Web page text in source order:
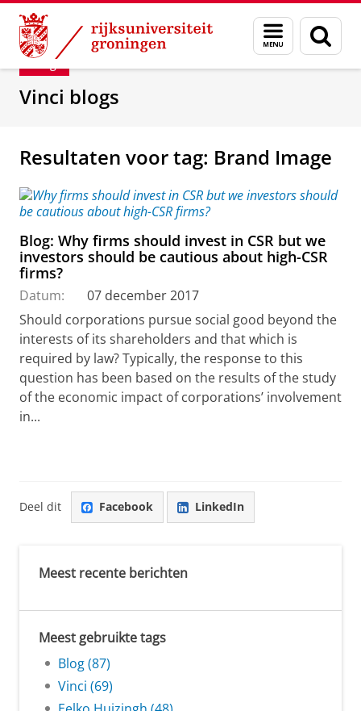
Skip
Content
Skip
Navigation
Menu
en
zoeken
Department of Innovation Management &
Blog
Vinci blogs
Resultaten voor tag: Brand Image
Blog: Why firms should invest in CSR but we
investors should be cautious about high-CSR
firms?
Datum:
07 december 2017
Should corporations pursue social good beyond the
interests of its shareholders and that which is
required by law? Typically, the response to this
question has been based on the results of the study
of the economic impact of corporations’ involvement
in...
Deel dit Facebook LinkedIn
Meest recente berichten
Meest gebruikte tags
Blog (87)
Vinci (69)